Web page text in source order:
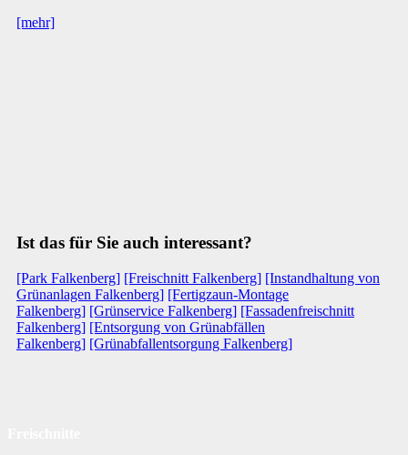
[mehr]
Ist das für Sie auch interessant?
[Park Falkenberg] [Freischnitt Falkenberg] [Instandhaltung von
Grünanlagen Falkenberg] [Fertigzaun-Montage
Falkenberg] [Grünservice Falkenberg] [Fassadenfreischnitt
Falkenberg] [Entsorgung von Grünabfällen
Falkenberg] [Grünabfallentsorgung Falkenberg]